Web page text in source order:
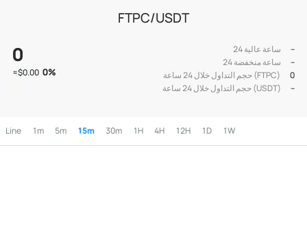
FTPC/USDT
0
≈$0.00 0%
24 ساعة عالية
--
24 ساعة منخفضة
--
حجم التداول خلال 24 ساعة (FTPC)
0
حجم التداول خلال 24 ساعة (USDT)
--
Line 1m 5m 15m 30m 1H 4H 12H 1D 1W